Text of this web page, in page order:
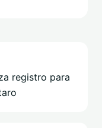
registro para